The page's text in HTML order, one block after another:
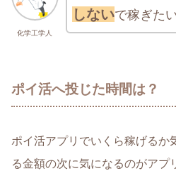
化学工学人
しないで稼ぎた
ポイ活へ投じた時間は？
ポイ活アプリでいくら稼げるか
る金額の次に気になるのがアプ